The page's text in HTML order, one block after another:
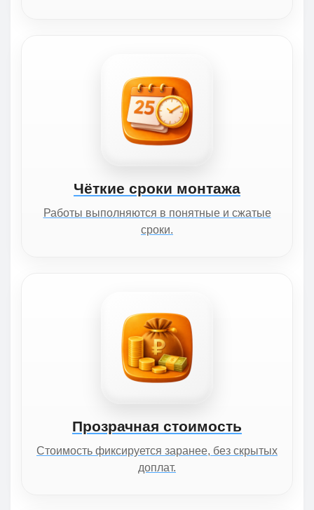
Чёткие сроки монтажа
Работы выполняются в понятные и сжатые
сроки.
Прозрачная стоимость
Стоимость фиксируется заранее, без скрытых
доплат.